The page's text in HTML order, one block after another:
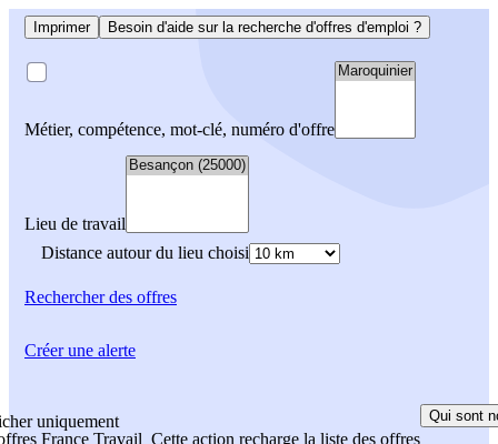
Imprimer Besoin d'aide sur la recherche d'offres d'emploi ?
Métier, compétence, mot-clé, numéro d'offre
Lieu de travail
Distance autour du lieu choisi
Rechercherdes offres
uniquement
France Travail Cette action recharge la liste des offres
Qui sont
Créer une alerte